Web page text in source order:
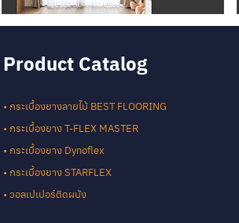
Product Catalog
• กระเบื้องยางลายไม้ BEST FLOORING
• กระเบื้องยาง T-FLEX MASTER
• กระเบื้องยาง Dynoflex
• กระเบื้องยาง STARFLEX
• วอลเปเปอร์ติดผนัง